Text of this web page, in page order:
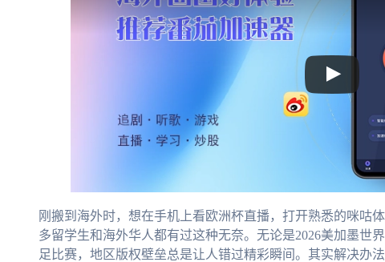
刚搬到海外时，想在手机上看欧洲杯直播，打开熟悉的咪
多留学生和海外华人都有过这种无奈。无论是2026美加墨世
足比赛，地区版权壁垒总是让人错过精彩瞬间。其实解决办